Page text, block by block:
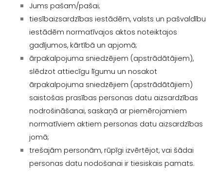
Jums pašam/pašai;
tiesībaizsardzības iestādēm, valsts un pašvaldību
iestādēm normatīvajos aktos noteiktajos
gadījumos, kārtībā un apjomā;
ārpakalpojuma sniedzējiem (apstrādātājiem),
slēdzot attiecīgu līgumu un nosakot
ārpakalpojuma sniedzējiem (apstrādātājiem)
saistošas prasības personas datu aizsardzības
nodrošināšanai, saskaņā ar piemērojamiem
normatīviem aktiem personas datu aizsardzības
jomā;
trešajām personām, rūpīgi izvērtējot, vai šādai
personas datu nodošanai ir tiesiskais pamats.